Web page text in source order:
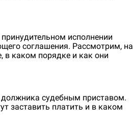
исполнении
соглашения. Рассмотрим, на
в каком порядке и как они
должника судебным приставом.
заставить платить и в каком